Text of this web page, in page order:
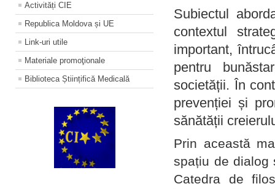
Activități CIE
Republica Moldova și UE
Link-uri utile
Materiale promoţionale
Biblioteca Științifică Medicală
Subiectul
contextul
important,
pentru
societății. În
prevenției și
sănătății
Prin această
spațiu de dialog
Catedra de